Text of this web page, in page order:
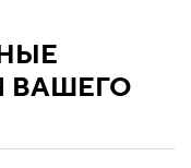
ВАШЕГО